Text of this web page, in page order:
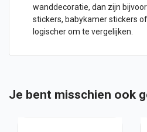
wanddecoratie, dan zijn
stickers, babykamer stickers
logischer om te vergelijken.
Je bent misschien ook